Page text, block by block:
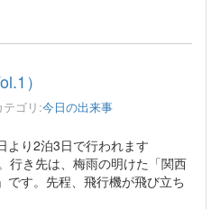
）
テゴリ:今日の出来事
り2泊3日で行われます
行き先は、梅雨の明けた「関西
です。先程、飛行機が飛び立ち